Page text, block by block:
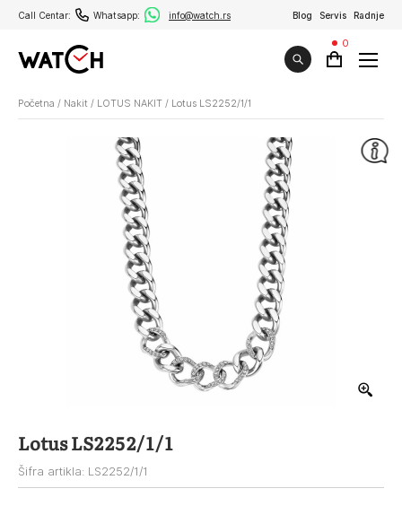
Call Centar: Whatsapp: info@watch.rs Blog Servis Radnje
0
Početna / Nakit / LOTUS NAKIT / Lotus LS2252/1/1
Lotus LS2252/1/1
Šifra artikla: LS2252/1/1